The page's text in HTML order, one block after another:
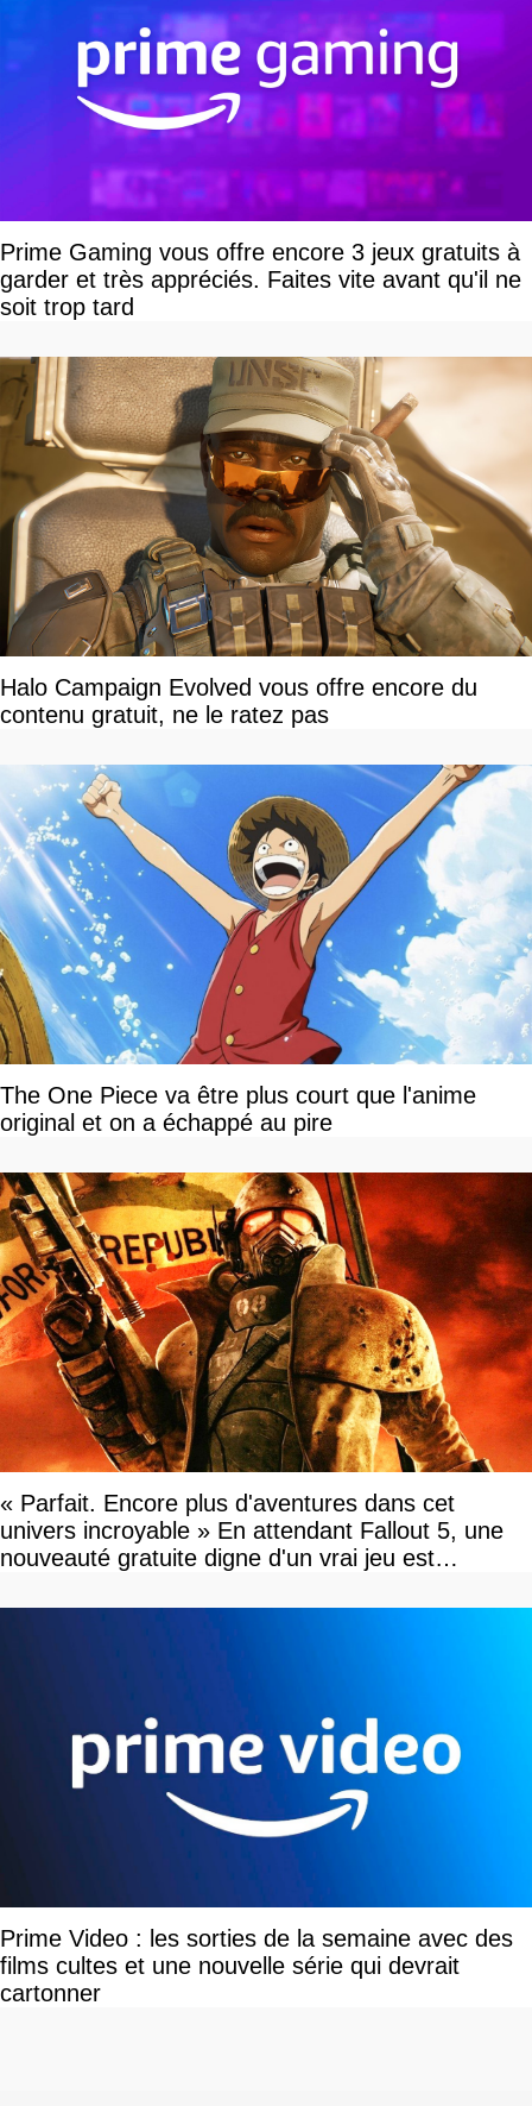
Prime Gaming vous offre encore 3 jeux gratuits à
garder et très appréciés. Faites vite avant qu'il ne
soit trop tard
Halo Campaign Evolved vous offre encore du
contenu gratuit, ne le ratez pas
The One Piece va être plus court que l'anime
original et on a échappé au pire
« Parfait. Encore plus d'aventures dans cet
univers incroyable » En attendant Fallout 5, une
nouveauté gratuite digne d'un vrai jeu est
Prime Video : les sorties de la semaine avec des
films cultes et une nouvelle série qui devrait
cartonner